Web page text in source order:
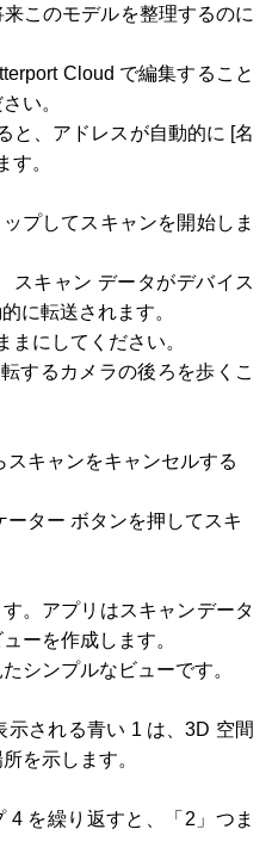
このモデルを整理するのに
Cloud で編集すること
い。
、アドレスが自動的に [名
す。
プしてスキャンを開始しま
キャン データがデバイス
に転送されます。
にしてください。
るカメラの後ろを歩くこ
キャンをキャンセルする
ター ボタンを押してスキ
。アプリはスキャンデータ
ーを作成します。
シンプルなビューです。
される青い 1 は、3D 空間
を示します。
4 を繰り返すと、「2」つま